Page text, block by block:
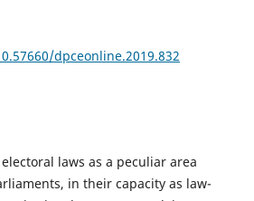
dpceonline.2019.832
laws as a peculiar area
in their capacity as law-